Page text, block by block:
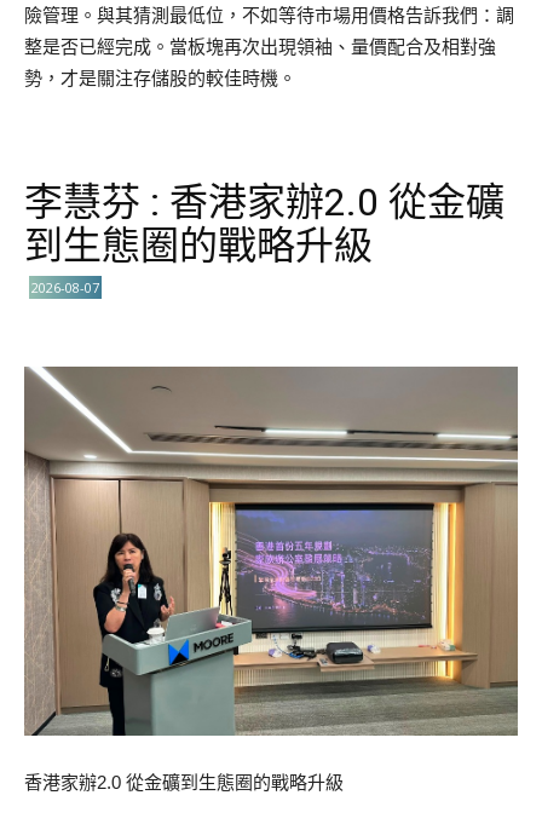
險管理。與其猜測最低位，不如等待市場用價格告訴我們：調
整是否已經完成。當板塊再次出現領袖、量價配合及相對強
勢，才是關注存儲股的較佳時機。
李慧芬 : 香港家辦2.0 從金礦
到生態圈的戰略升級
2026-08-07
香港家辦2.0 從金礦到生態圈的戰略升級